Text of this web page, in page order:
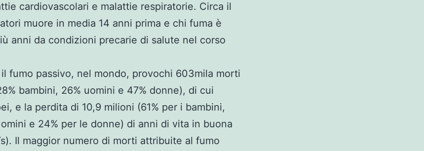
cardiovascolari e malattie respiratorie. Circa il
muore in media 14 anni prima e chi fuma è
anni da condizioni precarie di salute nel corso
fumo passivo, nel mondo, provochi 603mila morti
bambini, 26% uomini e 47% donne), di cui
e la perdita di 10,9 milioni (61% per i bambini,
e 24% per le donne) di anni di vita in buona
Il maggior numero di morti attribuite al fumo